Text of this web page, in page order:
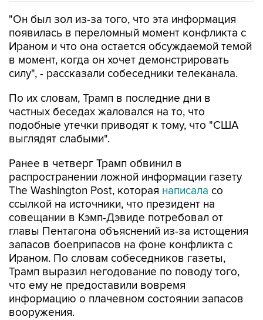
"Он был зол из-за того, что эта информация
появилась в переломный момент конфликта с
Ираном и что она остается обсуждаемой темой
в момент, когда он хочет демонстрировать
силу", - рассказали собеседники телеканала.
По их словам, Трамп в последние дни в
частных беседах жаловался на то, что
подобные утечки приводят к тому, что "США
выглядят слабыми".
Ранее в четверг Трамп обвинил в
распространении ложной информации газету
The Washington Post, которая написала со
ссылкой на источники, что президент на
совещании в Кэмп-Дэвиде потребовал от
главы Пентагона объяснений из-за истощения
запасов боеприпасов на фоне конфликта с
Ираном. По словам собеседников газеты,
Трамп выразил негодование по поводу того,
что ему не предоставили вовремя
информацию о плачевном состоянии запасов
вооружения.